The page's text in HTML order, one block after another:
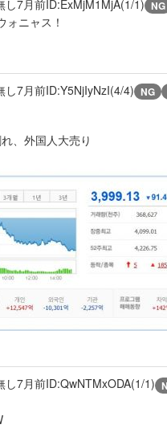
し7月前ID:ExMjM1MjA(1/1) NG
ォニャス！
し7月前ID:Y5NjIyNzI(4/4) NG
、外国人大売り
し7月前ID:QwNTMxODA(1/1)